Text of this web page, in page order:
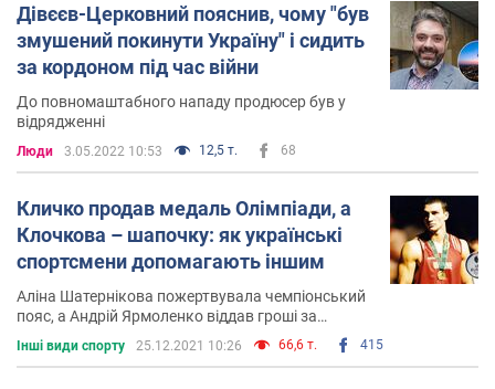
Дівєєв-Церковний пояснив, чому "був
змушений покинути Україну" і сидить
за кордоном під час війни
До повномаштабного нападу продюсер був у
відрядженні
Люди 3.05.2022 10:53 12,5 т. 68
Кличко продав медаль Олімпіади, а
Клочкова – шапочку: як українські
спортсмени допомагають іншим
Аліна Шатернікова пожертвувала чемпіонський
пояс, а Андрій Ярмоленко віддав гроші за
Євро-2020
Інші види спорту 25.12.2021 10:26 66,6 т. 415